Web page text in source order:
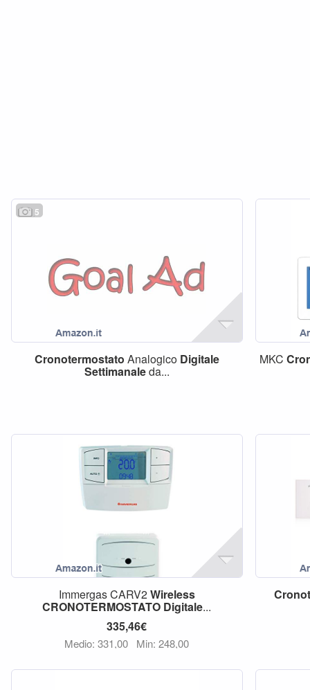
5
Cronotermostato Analogico Digitale
Settimanaleda...
MKC
Immergas CARV2Wireless
CRONOTERMOSTATO Digitale...
335,46€
Medio: 331,00 Min: 248,00